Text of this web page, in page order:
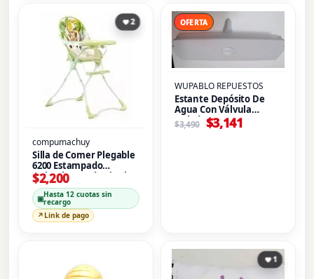
2
compumachuy
Silla de Comer Plegable
6200 Estampado
Animales Verde Tinok
▣Hasta 12 cuotas sin
recargo
↗ Link de pago
$2,200
OFERTA
WUPABLO REPUESTOS
Estante Depósito De
Agua Con Válvula
Heladera Samsung
$3,490
El
precio
original
era:
$3,490.
$3,141
El
actual
es:
$3,141.
1